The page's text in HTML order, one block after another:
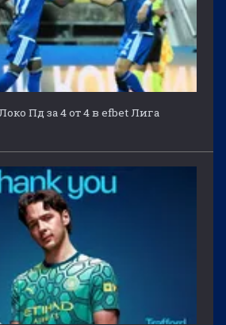
Пд за 4 от 4 в efbet Лига